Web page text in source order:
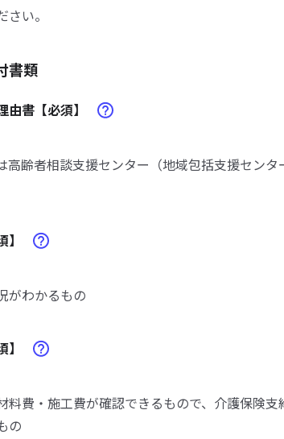
い。
書類
書【必須】
高齢者相談支援センター（地域包括支援センタ
がわかるもの
料費・施工費が確認できるもので、介護保険支
の